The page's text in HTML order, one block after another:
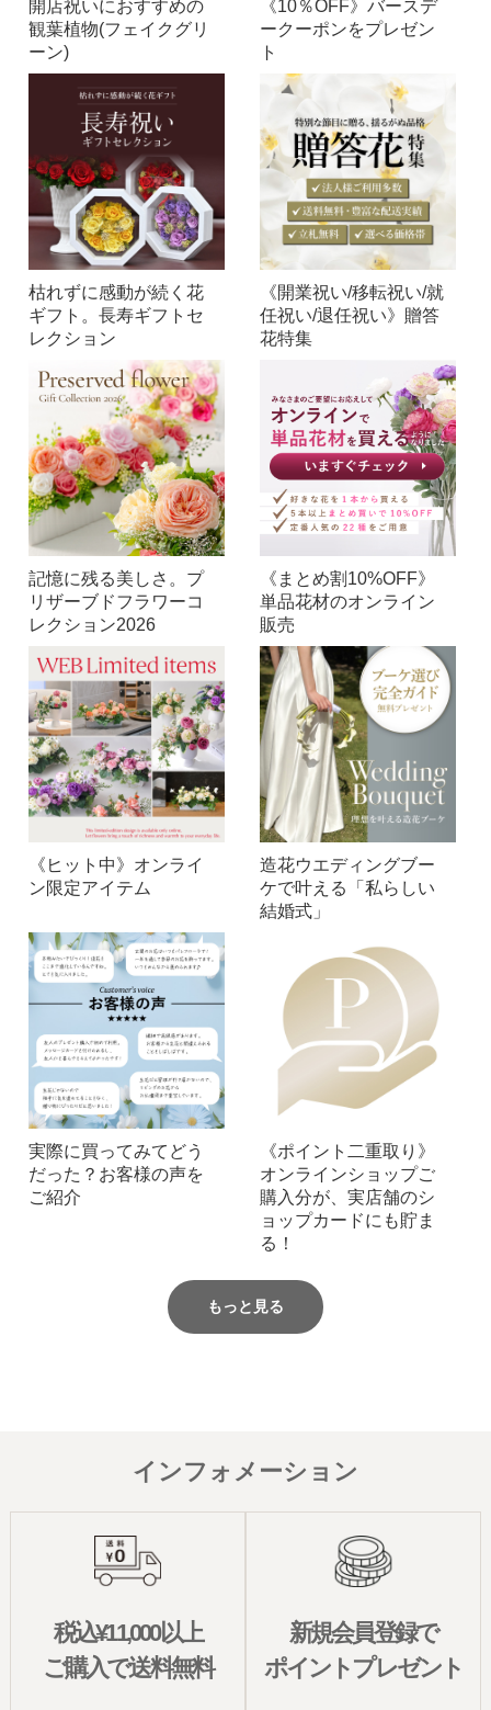
開店祝いにおすすめの
観葉植物(フェイクグリ
ーン)
《10％OFF》バースデ
ークーポンをプレゼン
ト
枯れずに感動が続く花
ギフト。長寿ギフトセ
レクション
《開業祝い/移転祝い/就
任祝い/退任祝い》贈答
花特集
記憶に残る美しさ。プ
リザーブドフラワーコ
レクション2026
《まとめ割10%OFF》
単品花材のオンライン
販売
《ヒット中》オンライ
ン限定アイテム
造花ウエディングブー
ケで叶える「私らしい
結婚式」
実際に買ってみてどう
だった？お客様の声を
ご紹介
《ポイント二重取り》
オンラインショップご
購入分が、実店舗のシ
ョップカードにも貯ま
る！
もっと見る
インフォメーション
税込¥11,000以上
ご購入で送料無料
新規会員登録で
ポイントプレゼント